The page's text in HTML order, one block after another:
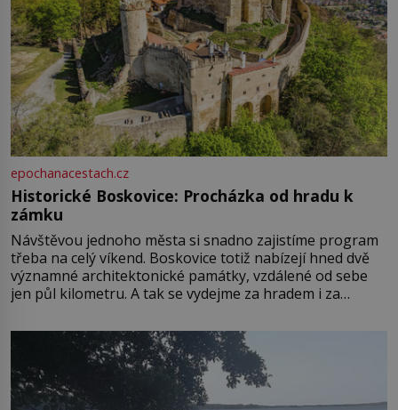
epochanacestach.cz
Historické Boskovice: Procházka od hradu k
zámku
Návštěvou jednoho města si snadno zajistíme program
třeba na celý víkend. Boskovice totiž nabízejí hned dvě
významné architektonické památky, vzdálené od sebe
jen půl kilometru. A tak se vydejme za hradem i za
Boskovice na okraji Drahanské vrchoviny vznikla někdy
ve13. století, a už v roce 1313 kronikáři zaznamenali